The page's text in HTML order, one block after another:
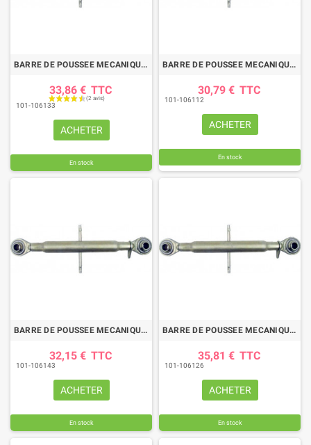
BARRE DE POUSSEE MECANIQUE ROTULE-ROTULE LG 395-645 CAT2
33,86 € TTC
101-106133
ACHETER
En stock
BARRE DE POUSSEE MECANIQUE ROTULE-ROTULE LG 520-750 CAT2
30,79 € TTC
101-106112
ACHETER
En stock
BARRE DE POUSSEE MECANIQUE ROTULE-ROTULE LG 570-820 CAT2
32,15 € TTC
101-106143
ACHETER
En stock
BARRE DE POUSSEE MECANIQUE ROTULE-ROTULE LG 620-870 CAT2
35,81 € TTC
101-106126
ACHETER
En stock